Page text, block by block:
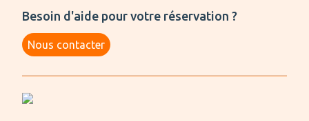
Besoin d'aide pour votre réservation ?
Nous contacter